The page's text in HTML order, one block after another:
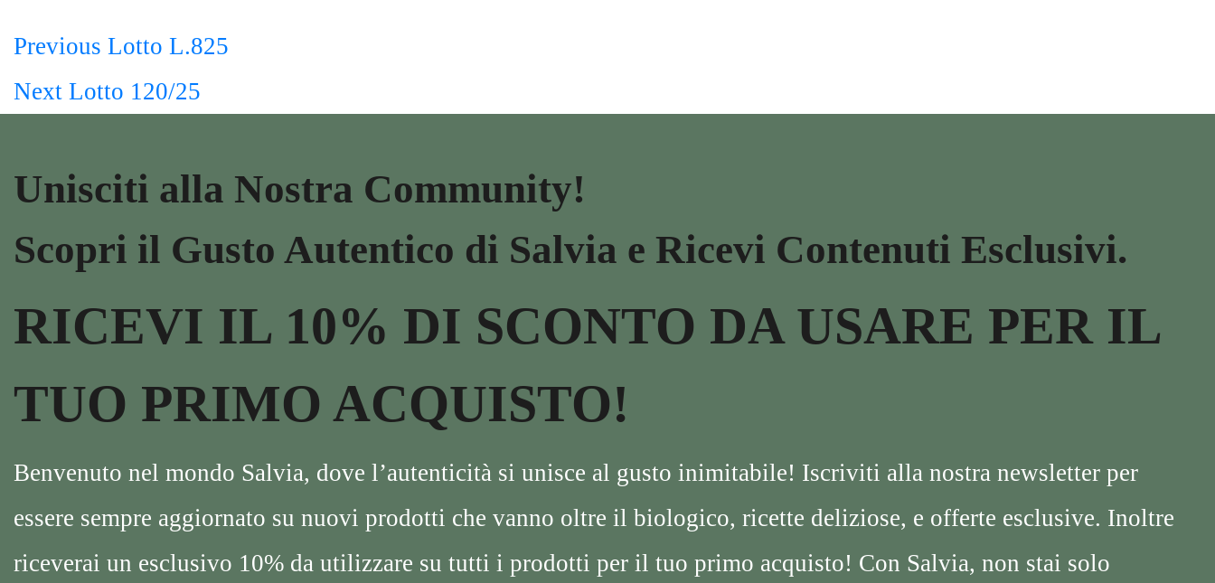
Navigazione
articoli
Previous Lotto L.825
Next Lotto 120/25
Unisciti alla Nostra Community!
Scopri il Gusto Autentico di Salvia e Ricevi Contenuti Esclusivi.
RICEVI IL 10% DI SCONTO DA USARE PER IL
TUO PRIMO ACQUISTO!
Benvenuto nel mondo Salvia, dove l’autenticità si unisce al gusto inimitabile! Iscriviti alla nostra newsletter per
essere sempre aggiornato su nuovi prodotti che vanno oltre il biologico, ricette deliziose, e offerte esclusive. Inoltre
riceverai un esclusivo 10% da utilizzare su tutti i prodotti per il tuo primo acquisto! Con Salvia, non stai solo